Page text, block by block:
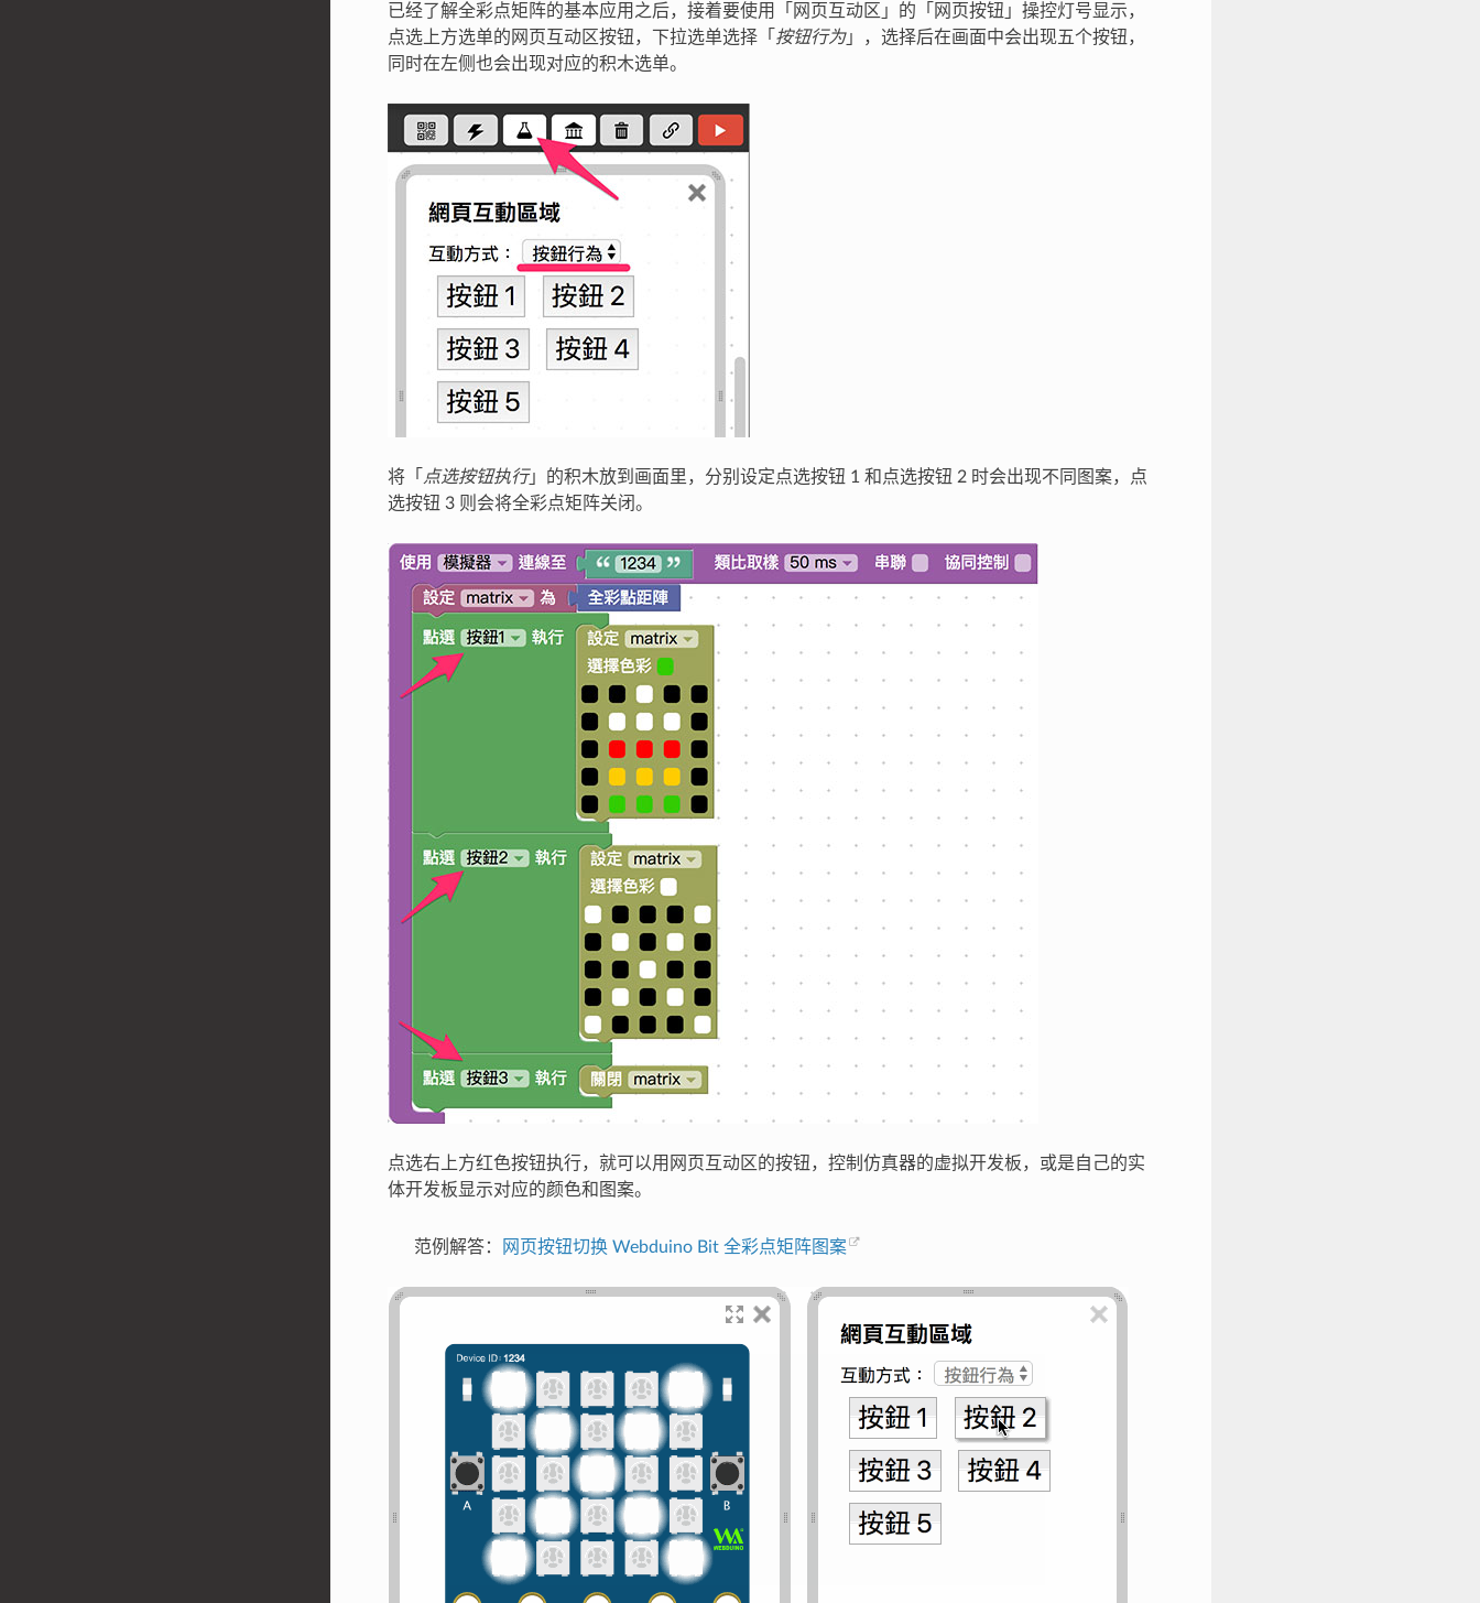
已经了解全彩点矩阵的基本应用之后，接着要使用「网页互动区」的「网页按钮」操控灯号显示，
点选上方选单的网页互动区按钮，下拉选单选择「 按钮行为」，选择后在画面中会出现五个按钮，
同时在左侧也会出现对应的积木选单。
将「 点选按钮执行」的积木放到画面里，分别设定点选按钮 1 和点选按钮 2 时会出现不同图案，点
选按钮 3 则会将全彩点矩阵关闭。
点选右上方红色按钮执行，就可以用网页互动区的按钮，控制仿真器的虚拟开发板，或是自己的实
体开发板显示对应的颜色和图案。
范例解答： 网页按钮切换 Webduino Bit 全彩点矩阵图案